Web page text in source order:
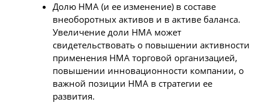
Долю НМА (и ее изменение) в составе
внеоборотных активов и в активе баланса.
Увеличение доли НМА может
свидетельствовать о повышении активности
применения НМА торговой организацией,
повышении инновационности компании, о
важной позиции НМА в стратегии ее
развития.